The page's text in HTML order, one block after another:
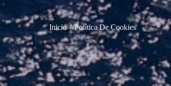
Inicio Política De Cookies